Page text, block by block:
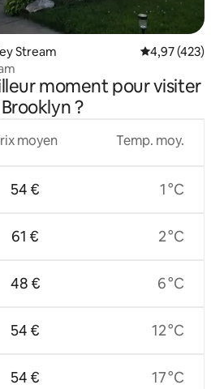
Stream Évaluation
4,97 (423)
moment pour visiter
Brooklyn ?
moyen
54 €
61 €
48 €
54 €
54 €
Temp. moy.
1 °C
2 °C
6 °C
12 °C
17 °C